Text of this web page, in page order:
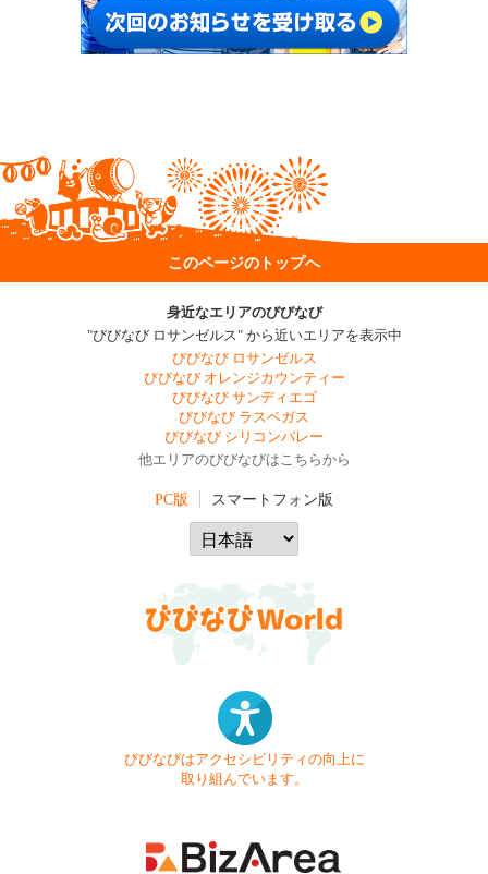
このページのトップへ
身近なエリアのびびなび
"びびなび ロサンゼルス" から近いエリアを表示中
びびなび ロサンゼルス
びびなび オレンジカウンティー
びびなび サンディエゴ
びびなび ラスベガス
びびなび シリコンバレー
他エリアのびびなびはこちらから
PC版 スマートフォン版
びびなびはアクセシビリティの向上に
取り組んでいます。